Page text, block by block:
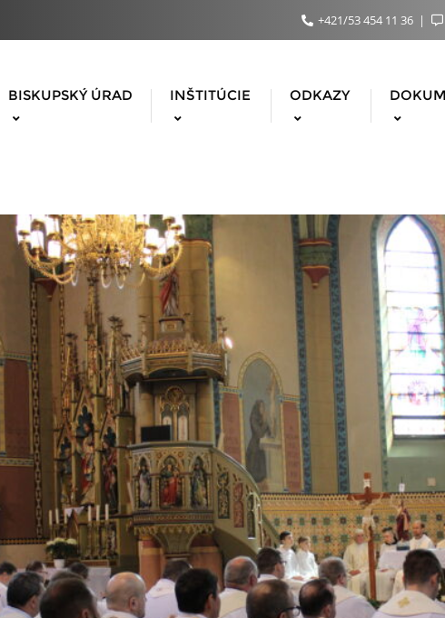
+421/53 454 11 36
BISKUPSKÝ ÚRAD INŠTITÚCIE ODKAZY